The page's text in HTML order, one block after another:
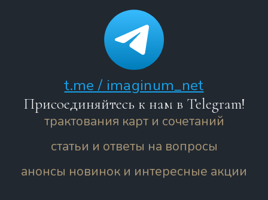
t.me / imaginum_net
Присоединяйтесь к нам в Telegram!
трактования карт и сочетаний
статьи и ответы на вопросы
анонсы новинок и интересные акции